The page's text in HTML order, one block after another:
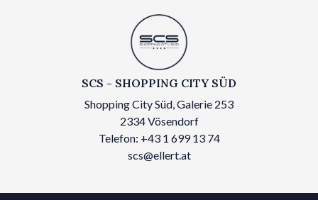
SCS - SHOPPING CITY SÜD
Shopping City Süd, Galerie 253
2334 Vösendorf
Telefon: +43 1 699 13 74
scs@ellert.at